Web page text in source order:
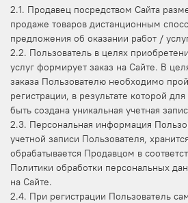
2.1. Продавец посредством Сайта
продаже товаров дистанционным
предложения об оказании работ /
2.2. Пользователь в целях
услуг формирует заказ на Сайте. В
заказа Пользователю необходимо
регистрации, в результате которой
быть создана уникальная учетная
2.3. Персональная информация
учетной записи Пользователя,
обрабатывается Продавцом в
Политики обработки персональных
на Сайте.
2.4. При регистрации Пользователь